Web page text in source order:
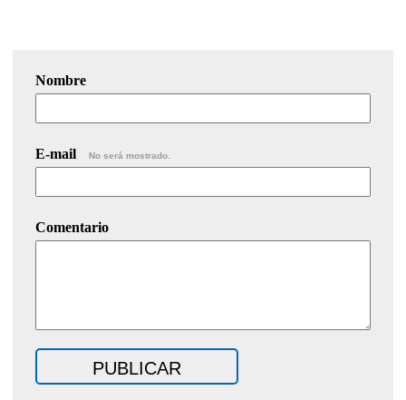
Nombre
E-mail No será mostrado.
Comentario